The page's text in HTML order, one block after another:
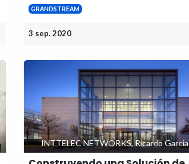
GRANDSTREAM
3 sep. 2020
INTTELEC NETWORKS, Ricardo Garcia